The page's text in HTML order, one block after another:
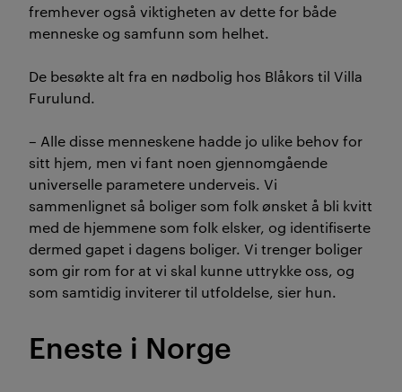
fremhever også viktigheten av dette for både
menneske og samfunn som helhet.
De besøkte alt fra en nødbolig hos Blåkors til Villa
Furulund.
– Alle disse menneskene hadde jo ulike behov for
sitt hjem, men vi fant noen gjennomgående
universelle parametere underveis. Vi
sammenlignet så boliger som folk ønsket å bli kvitt
med de hjemmene som folk elsker, og identifiserte
dermed gapet i dagens boliger. Vi trenger boliger
som gir rom for at vi skal kunne uttrykke oss, og
som samtidig inviterer til utfoldelse, sier hun.
Eneste i Norge